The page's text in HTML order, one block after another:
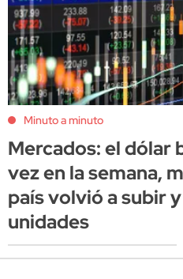
Minuto a minuto
Mercados: el dólar
vez en la semana,
país volvió a subir
unidades